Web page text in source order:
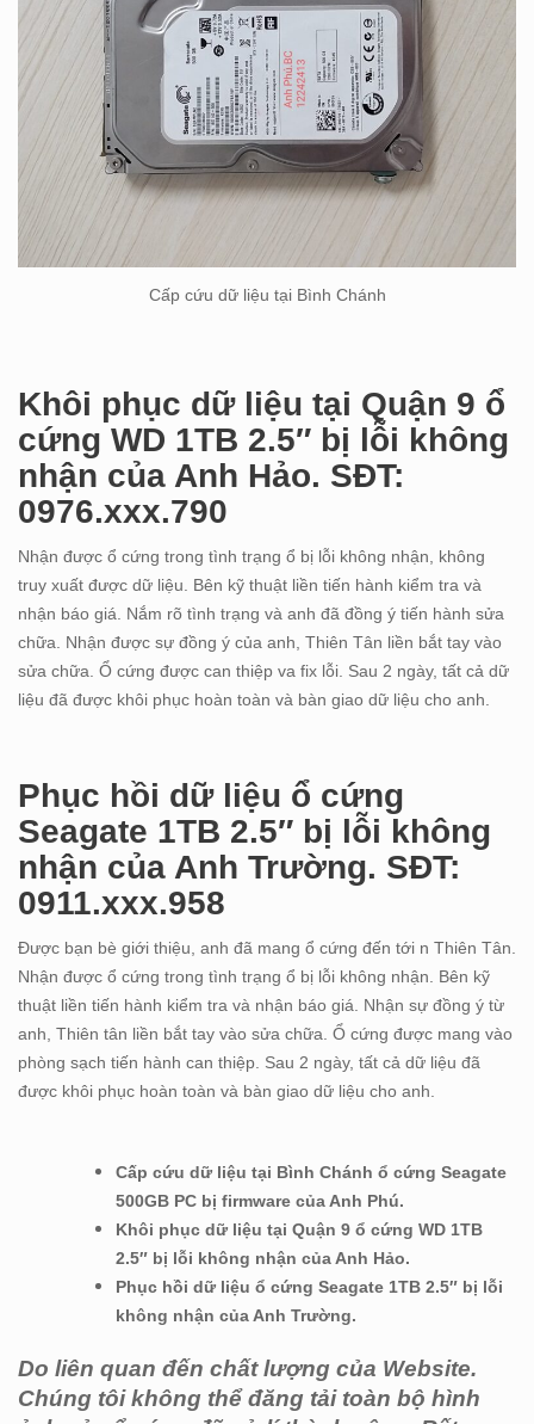
Cấp cứu dữ liệu tại Bình Chánh
Khôi phục dữ liệu tại Quận 9 ổ
cứng WD 1TB 2.5″ bị lỗi không
nhận của Anh Hảo. SĐT:
0976.xxx.790
Nhận được ổ cứng trong tình trạng ổ bị lỗi không nhận, không
truy xuất được dữ liệu. Bên kỹ thuật liền tiến hành kiểm tra và
nhận báo giá. Nắm rõ tình trạng và anh đã đồng ý tiến hành sửa
chữa. Nhận được sự đồng ý của anh, Thiên Tân liền bắt tay vào
sửa chữa. Ổ cứng được can thiệp va fix lỗi. Sau 2 ngày, tất cả dữ
liệu đã được khôi phục hoàn toàn và bàn giao dữ liệu cho anh.
Phục hồi dữ liệu ổ cứng
Seagate 1TB 2.5″ bị lỗi không
nhận của Anh Trường. SĐT:
0911.xxx.958
Được bạn bè giới thiệu, anh đã mang ổ cứng đến tới n Thiên Tân.
Nhận được ổ cứng trong tình trạng ổ bị lỗi không nhận. Bên kỹ
thuật liền tiến hành kiểm tra và nhận báo giá. Nhận sự đồng ý từ
anh, Thiên tân liền bắt tay vào sửa chữa. Ổ cứng được mang vào
phòng sạch tiến hành can thiệp. Sau 2 ngày, tất cả dữ liệu đã
được khôi phục hoàn toàn và bàn giao dữ liệu cho anh.
Cấp cứu dữ liệu tại Bình Chánh ổ cứng Seagate
500GB PC bị firmware của Anh Phú.
Khôi phục dữ liệu tại Quận 9 ổ cứng WD 1TB
2.5″ bị lỗi không nhận của Anh Hảo.
Phục hồi dữ liệu ổ cứng Seagate 1TB 2.5″ bị lỗi
không nhận của Anh Trường.
Do liên quan đến chất lượng của Website.
Chúng tôi không thể đăng tải toàn bộ hình